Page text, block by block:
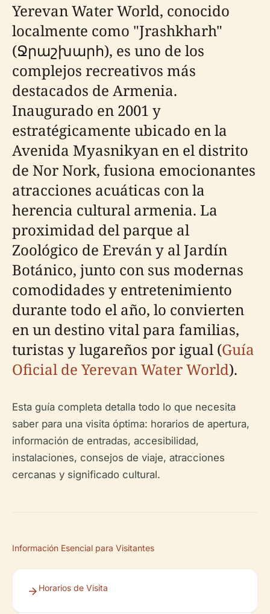
Yerevan Water World, conocido
localmente como "Jrashkharh"
(Ջրաշխարհ), es uno de los
complejos recreativos más
destacados de Armenia.
Inaugurado en 2001 y
estratégicamente ubicado en la
Avenida Myasnikyan en el distrito
de Nor Nork, fusiona emocionantes
atracciones acuáticas con la
herencia cultural armenia. La
proximidad del parque al
Zoológico de Ereván y al Jardín
Botánico, junto con sus modernas
comodidades y entretenimiento
durante todo el año, lo convierten
en un destino vital para familias,
turistas y lugareños por igual (Guía
Oficial de Yerevan Water World).
Esta guía completa detalla todo lo que necesita
saber para una visita óptima: horarios de apertura,
información de entradas, accesibilidad,
instalaciones, consejos de viaje, atracciones
cercanas y significado cultural.
Información Esencial para Visitantes
Horarios de Visita